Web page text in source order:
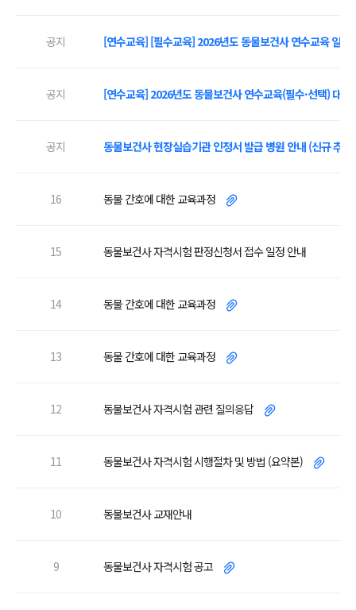
공지 [연수교육] [필수교육] 2026년도 동물보건사 연수교육 일정
공지 [연수교육] 2026년도 동물보건사 연수교육(필수·선택) 대상
공지 동물보건사 현장실습기관 인정서 발급 병원 안내 (신규 추
16 동물 간호에 대한 교육과정
15 동물보건사 자격시험 판정신청서 접수 일정 안내
14 동물 간호에 대한 교육과정
13 동물 간호에 대한 교육과정
12 동물보건사 자격시험 관련 질의응답
11 동물보건사 자격시험 시행절차 및 방법 (요약본)
10 동물보건사 교재안내
9 동물보건사 자격시험 공고